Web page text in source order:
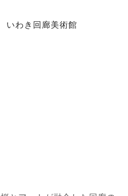
いわき回廊美術館